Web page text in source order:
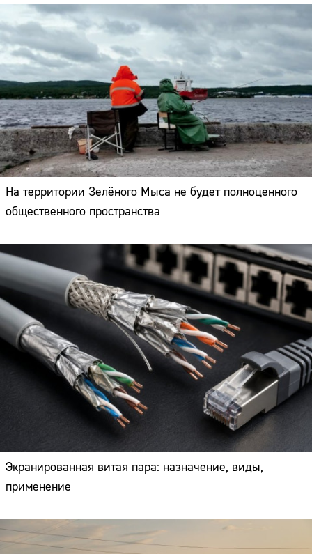
На территории Зелёного Мыса не будет полноценного
общественного пространства
Экранированная витая пара: назначение, виды,
применение